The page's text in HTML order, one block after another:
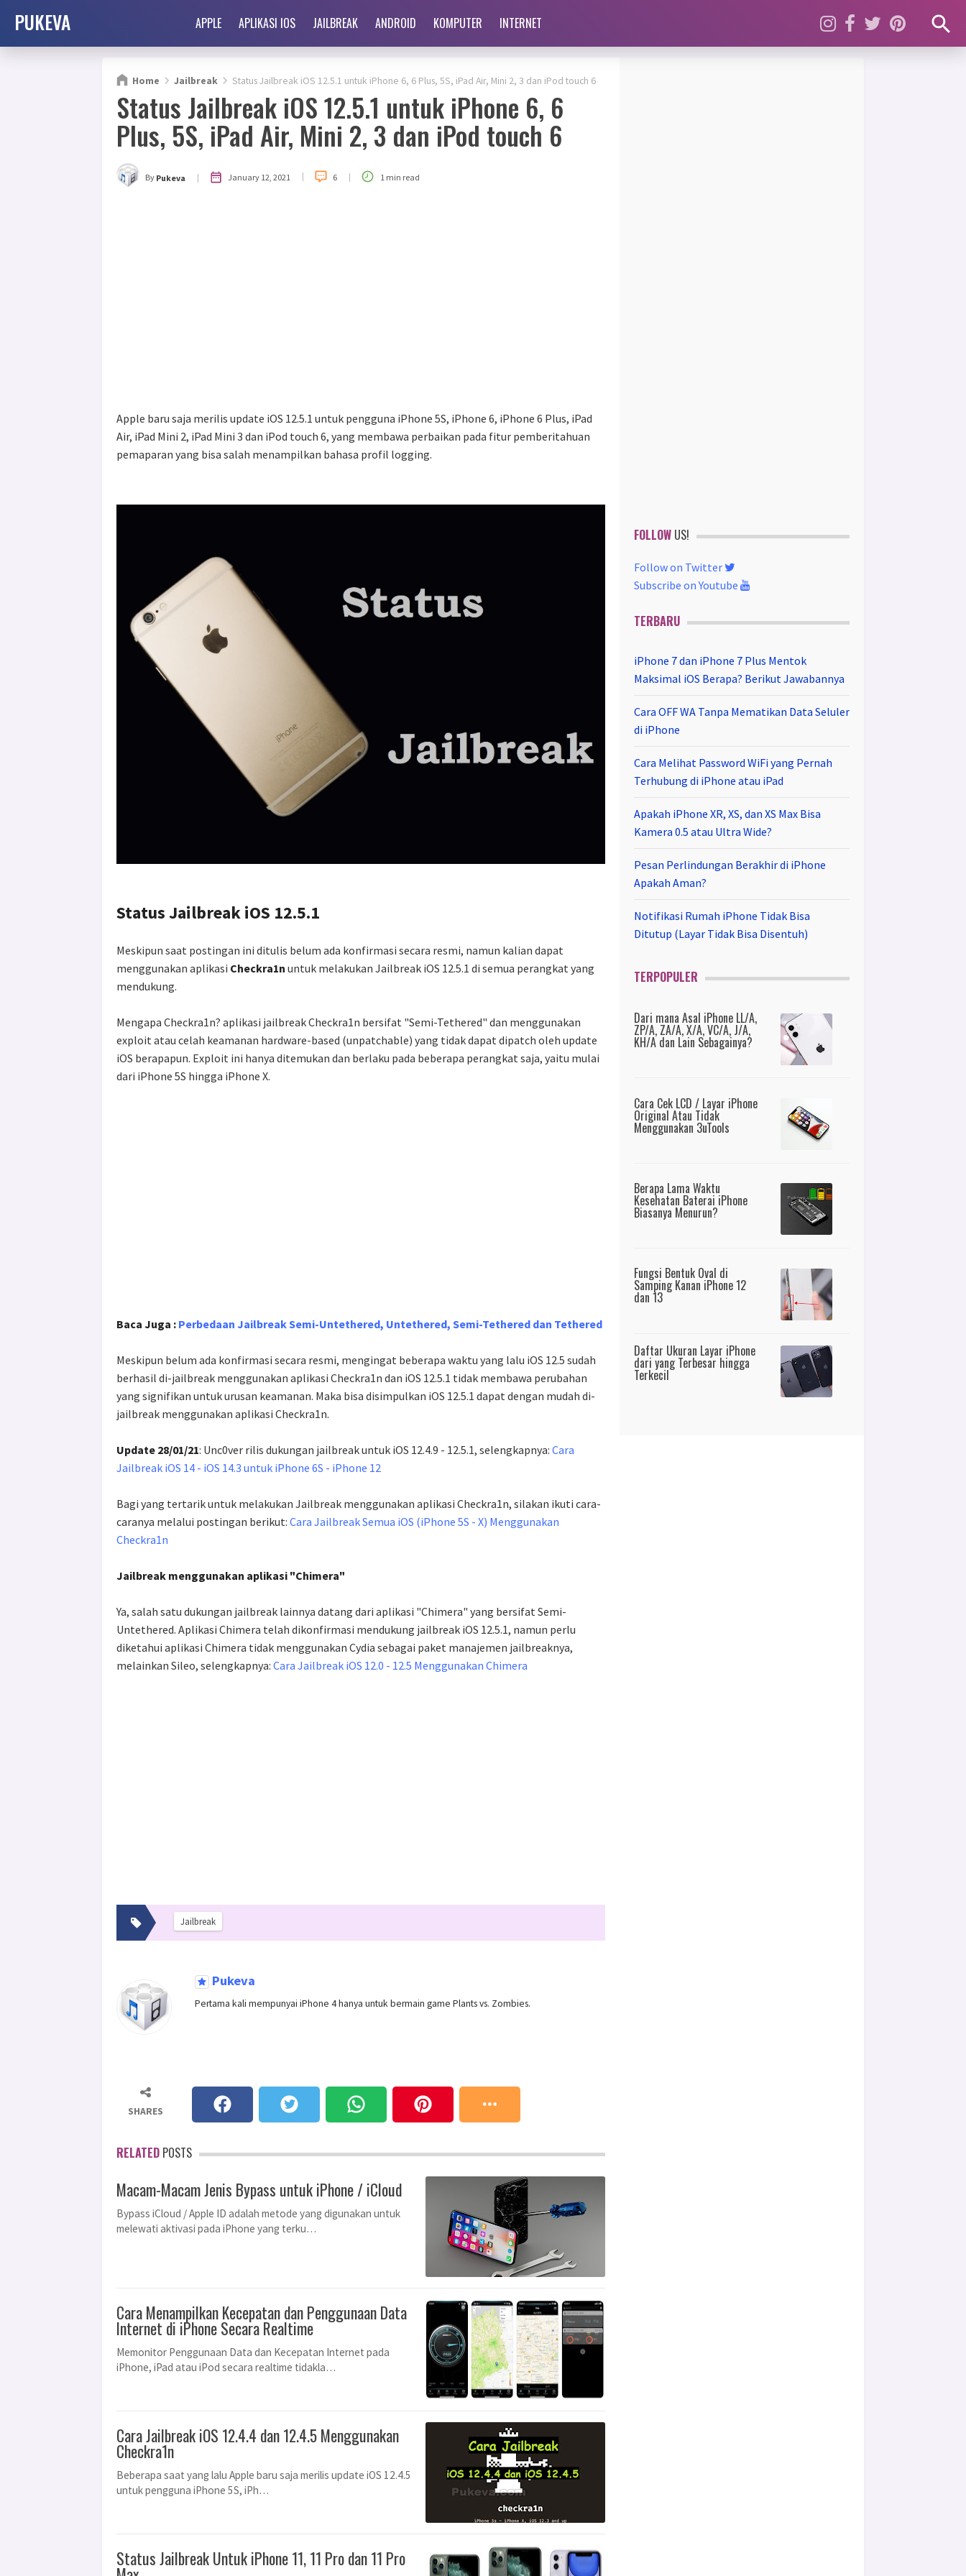
PUKEVA APPLE APLIKASI IOS JAILBREAK ANDROID KOMPUTER INTERNET
Home Jailbreak Status Jailbreak iOS 12.5.1 untuk iPhone 6, 6 Plus, 5S, iPad Air, Mini 2, 3 dan iPod touch 6
Status Jailbreak iOS 12.5.1 untuk iPhone 6, 6
Plus, 5S, iPad Air, Mini 2, 3 dan iPod touch 6
By Pukeva | January 12, 2021 | 6 | 1 min read
Apple baru saja merilis update iOS 12.5.1 untuk pengguna iPhone 5S, iPhone 6, iPhone 6 Plus, iPad
Air, iPad Mini 2, iPad Mini 3 dan iPod touch 6, yang membawa perbaikan pada fitur pemberitahuan
pemaparan yang bisa salah menampilkan bahasa profil logging.
Status Jailbreak iOS 12.5.1
Meskipun saat postingan ini ditulis belum ada konfirmasi secara resmi, namun kalian dapat
menggunakan aplikasi Checkra1n untuk melakukan Jailbreak iOS 12.5.1 di semua perangkat yang
mendukung.
Mengapa Checkra1n? aplikasi jailbreak Checkra1n bersifat "Semi-Tethered" dan menggunakan
exploit atau celah keamanan hardware-based (unpatchable) yang tidak dapat dipatch oleh update
iOS berapapun. Exploit ini hanya ditemukan dan berlaku pada beberapa perangkat saja, yaitu mulai
dari iPhone 5S hingga iPhone X.
Baca Juga : Perbedaan Jailbreak Semi-Untethered, Untethered, Semi-Tethered dan Tethered
Meskipun belum ada konfirmasi secara resmi, mengingat beberapa waktu yang lalu iOS 12.5 sudah
berhasil di-jailbreak menggunakan aplikasi Checkra1n dan iOS 12.5.1 tidak membawa perubahan
yang signifikan untuk urusan keamanan. Maka bisa disimpulkan iOS 12.5.1 dapat dengan mudah di-
jailbreak menggunakan aplikasi Checkra1n.
Update 28/01/21: Unc0ver rilis dukungan jailbreak untuk iOS 12.4.9 - 12.5.1, selengkapnya: Cara
Jailbreak iOS 14 - iOS 14.3 untuk iPhone 6S - iPhone 12
Bagi yang tertarik untuk melakukan Jailbreak menggunakan aplikasi Checkra1n, silakan ikuti cara-
caranya melalui postingan berikut: Cara Jailbreak Semua iOS (iPhone 5S - X) Menggunakan
Checkra1n
Jailbreak menggunakan aplikasi "Chimera"
Ya, salah satu dukungan jailbreak lainnya datang dari aplikasi "Chimera" yang bersifat Semi-
Untethered. Aplikasi Chimera telah dikonfirmasi mendukung jailbreak iOS 12.5.1, namun perlu
diketahui aplikasi Chimera tidak menggunakan Cydia sebagai paket manajemen jailbreaknya,
melainkan Sileo, selengkapnya: Cara Jailbreak iOS 12.0 - 12.5 Menggunakan Chimera
Jailbreak
Pukeva
Pertama kali mempunyai iPhone 4 hanya untuk bermain game Plants vs. Zombies.
SHARES
RELATED POSTS
Macam-Macam Jenis Bypass untuk iPhone / iCloud
Bypass iCloud / Apple ID adalah metode yang digunakan untuk
melewati aktivasi pada iPhone yang terku…
Cara Menampilkan Kecepatan dan Penggunaan Data
Internet di iPhone Secara Realtime
Memonitor Penggunaan Data dan Kecepatan Internet pada
iPhone, iPad atau iPod secara realtime tidakla…
Cara Jailbreak iOS 12.4.4 dan 12.4.5 Menggunakan
Checkra1n
Beberapa saat yang lalu Apple baru saja merilis update iOS 12.4.5
untuk pengguna iPhone 5S, iPh…
Status Jailbreak Untuk iPhone 11, 11 Pro dan 11 Pro
FOLLOW US!
Follow on Twitter
Subscribe on Youtube
TERBARU
iPhone 7 dan iPhone 7 Plus Mentok
Maksimal iOS Berapa? Berikut Jawabannya
Cara OFF WA Tanpa Mematikan Data Seluler
di iPhone
Cara Melihat Password WiFi yang Pernah
Terhubung di iPhone atau iPad
Apakah iPhone XR, XS, dan XS Max Bisa
Kamera 0.5 atau Ultra Wide?
Pesan Perlindungan Berakhir di iPhone
Apakah Aman?
Notifikasi Rumah iPhone Tidak Bisa
Ditutup (Layar Tidak Bisa Disentuh)
TERPOPULER
Dari mana Asal iPhone LL/A,
ZP/A, ZA/A, X/A, VC/A, J/A,
KH/A dan Lain Sebagainya?
Cara Cek LCD / Layar iPhone
Original Atau Tidak
Menggunakan 3uTools
Berapa Lama Waktu
Kesehatan Baterai iPhone
Biasanya Menurun?
Fungsi Bentuk Oval di
Samping Kanan iPhone 12
dan 13
Daftar Ukuran Layar iPhone
dari yang Terbesar hingga
Terkecil